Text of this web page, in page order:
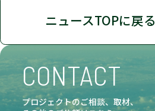
ニュースTOPに戻る
CONTACT
プロジェクトのご相談、取材、